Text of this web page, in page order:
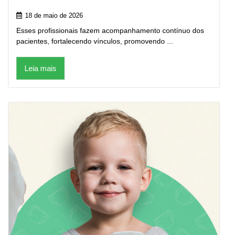
18 de maio de 2026
Esses profissionais fazem acompanhamento contínuo dos
pacientes, fortalecendo vínculos, promovendo ...
Leia mais